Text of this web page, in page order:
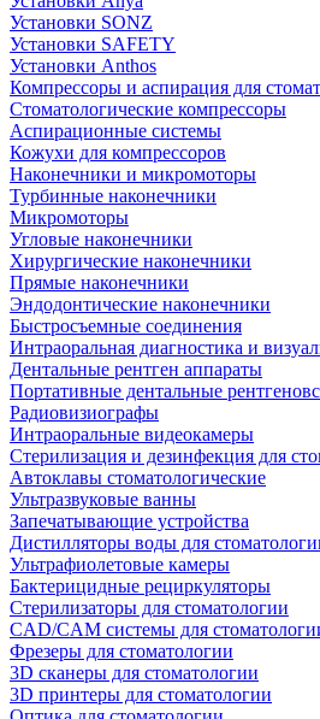
Установки SONZ
Установки SAFETY
Установки Anthos
Компрессоры и аспирация для
Стоматологические компрессоры
Аспирационные системы
Кожухи для компрессоров
Наконечники и микромоторы
Турбинные наконечники
Микромоторы
Угловые наконечники
Хирургические наконечники
Прямые наконечники
Эндодонтические наконечники
Быстросъемные соединения
Интраоральная диагностика и
Дентальные рентген аппараты
Портативные дентальные
Радиовизиографы
Интраоральные видеокамеры
Стерилизация и дезинфекция для
Автоклавы стоматологические
Ультразвуковые ванны
Запечатывающие устройства
Дистилляторы воды для
Ультрафиолетовые камеры
Бактерицидные рециркуляторы
Стерилизаторы для стоматологии
CAD/CAM системы для
Фрезеры для стоматологии
3D cканеры для стоматологии
3D принтеры для стоматологии